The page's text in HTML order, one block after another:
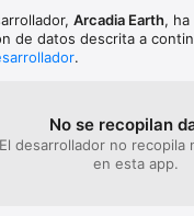
Arcadia Earth,
de datos descrita a
.
No se recopilan
El desarrollador no recopila
en esta app.